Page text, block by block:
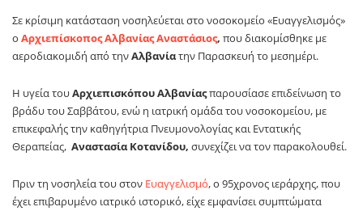
Σε κρίσιμη κατάσταση νοσηλεύεται στο νοσοκομείο «Ευαγγελισμός»
ο Αρχιεπίσκοπος Αλβανίας Αναστάσιος, που διακομίσθηκε με
αεροδιακομιδή από τηνΑλβανίατην Παρασκευή το μεσημέρι.
Η υγεία τουΑρχιεπισκόπου Αλβανίαςπαρουσίασε επιδείνωση το
βράδυ του Σαββάτου, ενώ η ιατρική ομάδα του νοσοκομείου, με
επικεφαλής την καθηγήτρια Πνευμονολογίας και Εντατικής
Θεραπείας, Αναστασία Κοτανίδου, συνεχίζει να τον παρακολουθεί.
Πριν τη νοσηλεία του στον Ευαγγελισμό, ο 95χρονος ιεράρχης, που
έχει επιβαρυμένο ιατρικό ιστορικό, είχε εμφανίσει συμπτώματα